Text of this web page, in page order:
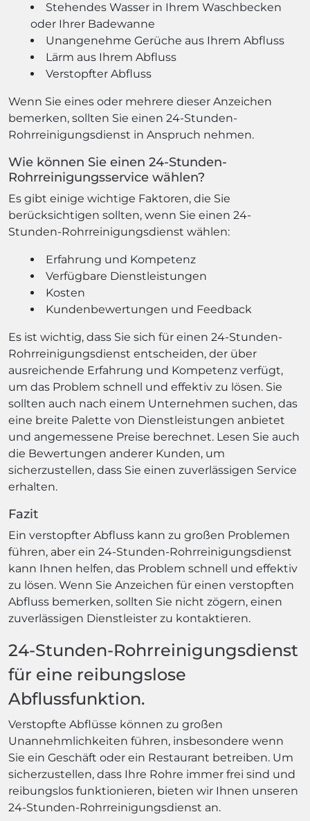
Stehendes Wasser in Ihrem Waschbecken
oder Ihrer Badewanne
Unangenehme Gerüche aus Ihrem Abfluss
Lärm aus Ihrem Abfluss
Verstopfter Abfluss
Wenn Sie eines oder mehrere dieser Anzeichen
bemerken, sollten Sie einen 24-Stunden-
Rohrreinigungsdienst in Anspruch nehmen.
Wie können Sie einen 24-Stunden-
Rohrreinigungsservice wählen?
Es gibt einige wichtige Faktoren, die Sie
berücksichtigen sollten, wenn Sie einen 24-
Stunden-Rohrreinigungsdienst wählen:
Erfahrung und Kompetenz
Verfügbare Dienstleistungen
Kosten
Kundenbewertungen und Feedback
Es ist wichtig, dass Sie sich für einen 24-Stunden-
Rohrreinigungsdienst entscheiden, der über
ausreichende Erfahrung und Kompetenz verfügt,
um das Problem schnell und effektiv zu lösen. Sie
sollten auch nach einem Unternehmen suchen, das
eine breite Palette von Dienstleistungen anbietet
und angemessene Preise berechnet. Lesen Sie auch
die Bewertungen anderer Kunden, um
sicherzustellen, dass Sie einen zuverlässigen Service
erhalten.
Fazit
Ein verstopfter Abfluss kann zu großen Problemen
führen, aber ein 24-Stunden-Rohrreinigungsdienst
kann Ihnen helfen, das Problem schnell und effektiv
zu lösen. Wenn Sie Anzeichen für einen verstopften
Abfluss bemerken, sollten Sie nicht zögern, einen
zuverlässigen Dienstleister zu kontaktieren.
24-Stunden-Rohrreinigungsdienst
für eine reibungslose
Abflussfunktion.
Verstopfte Abflüsse können zu großen
Unannehmlichkeiten führen, insbesondere wenn
Sie ein Geschäft oder ein Restaurant betreiben. Um
sicherzustellen, dass Ihre Rohre immer frei sind und
reibungslos funktionieren, bieten wir Ihnen unseren
24-Stunden-Rohrreinigungsdienst an.